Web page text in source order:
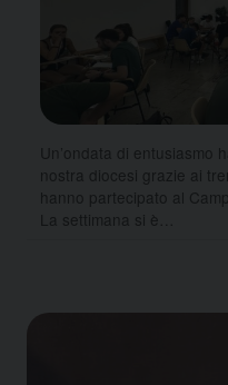
Un’ondata di entusiasmo
nostra diocesi grazie ai
hanno partecipato al
La settimana si è…